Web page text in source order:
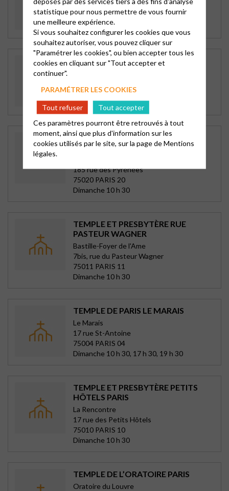
56, rue Jules Auffret
93500 PANTIN
Dimanche 10 h 30
TEMPLE DE BELLEVILLE À PARIS
75020 PARIS 20
Dimanche 10 h
TEMPLE ET PRESBYTÈRE DE
BETHANIE RUE DES PYRÉNÉES
185 rue des Pyrénées
75020 PARIS 20
Dimanche 10 h 30
TEMPLE ET PRESBYTÈRE RUE
PASTEUR WAGNER
Bastille-Foyer de l'Ame
7bis, rue du Pasteur Wagner
75011 PARIS 11
Dimanche 10 h 30
TEMPLE DE PARIS LE MARAIS
Le Marais
17 rue St-Antoine
75004 PARIS 04
Dimanche 10 h 30, 17 h 30, 19 h 30
TEMPLE ET PRESBYTÈRE PETITS
HÔTELS PARIS
La Rencontre
17 rue des Petits Hôtels
75010 PARIS 10
Dimanche 10 h 30
TEMPLE DE L’ORATOIRE PARIS
Oratoire du Louvre
statistique pour nous permettre de vous fournir
une meilleure expérience.
Si vous souhaitez configurer les cookies que vous
souhaitez autoriser, vous pouvez cliquer sur
"Paramétrer les cookies", ou bien accepter tous les
cookies en cliquant sur "Tout accepter et
continuer".
PARAMÉTRER LES COOKIES
Tout refuser
Tout accepter
Ces paramètres pourront être retrouvés à tout
moment, ainsi que plus d'information sur les
cookies utilisés par le site, sur la page deMentions
légales.